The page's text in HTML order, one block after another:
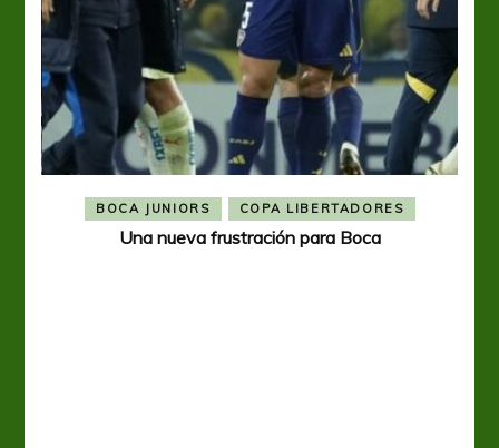
BOCA JUNIORS COPA LIBERTADORES
Una nueva frustración para Boca